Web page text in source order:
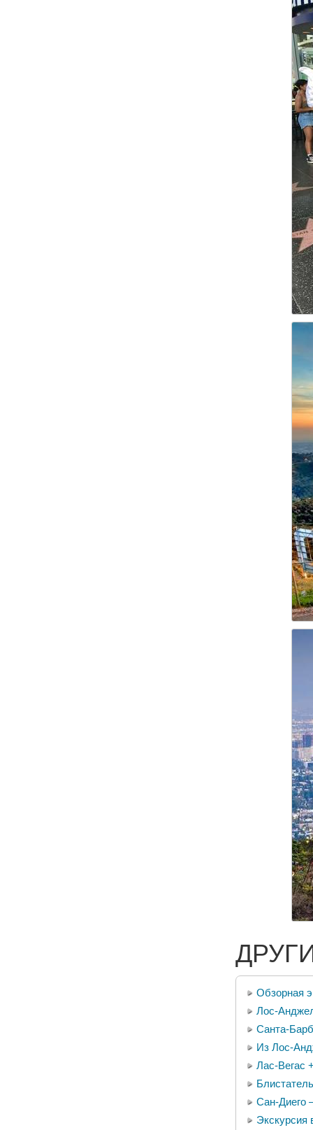
Обзорная
Лос-
Санта-
Из Лос-
Лас-Вегас
Сан-Диего